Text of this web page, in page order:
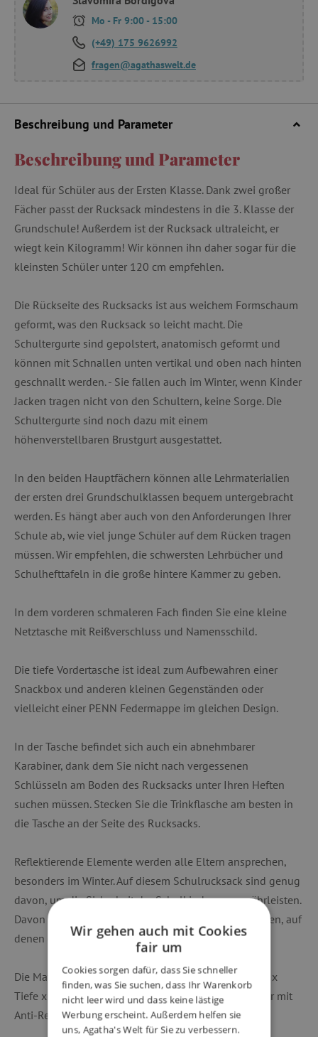
Mo - Fr 9:00 - 15:00
(+49) 175 9626992
fragen@agathaswelt.de
Beschreibung und Parameter
Beschreibung und Parameter
Ideal für Schüler aus der Ersten Klasse. Dank zwei großer
Fächer passt der Rucksack mindestens in die 3. Klasse der
Grundschule! Außerdem ist der Rucksack ultraleicht, er
wiegt kein Kilogramm! Wir können ihn daher sogar für die
kleinsten Schüler unter 120 cm empfehlen.
Die Rückseite des Rucksacks ist aus weichem Formschaum
geformt, was den Rucksack so leicht macht. Die
Schultergurte sind gepolstert, anatomisch geformt und
können mit Schnallen unten vertikal und oben nach hinten
geschnallt werden. - Sie fallen auch im Winter, wenn Kinder
Jacken tragen nicht von den Schultern, keine Sorge. Die
Schultergurte sind noch dazu mit einem
höhenverstellbaren Brustgurt ausgestattet.
In den beiden Hauptfächern können alle Lehrmaterialien
der ersten drei Grundschulklassen bequem untergebracht
werden. Es hängt aber auch von den Anforderungen Ihrer
Schule ab, wie viel junge Schüler auf dem Rücken tragen
müssen. Wir empfehlen, die schwersten Lehrbücher und
Schulhefttafeln in die große hintere Kammer zu geben.
In dem vorderen schmaleren Fach finden Sie eine kleine
Netztasche mit Reißverschluss und Namensschild.
Die tiefe Vordertasche ist ideal zum Aufbewahren einer
Snackbox und anderen kleinen Gegenständen oder
vielleicht einer PENN Federmappe im gleichen Design.
In der Tasche befindet sich auch ein abnehmbarer
Karabiner, dank dem Sie nicht nach vergessenen
Schlüsseln am Boden des Rucksacks unter Ihren Heften
suchen müssen. Stecken Sie die Trinkflasche am besten in
die Tasche an der Seite des Rucksacks.
Reflektierende Elemente werden alle Eltern ansprechen,
besonders im Winter. Auf diesem Schulrucksack sind genug
davon, um die Sicherheit der Schulkinder zu gewährleisten.
Davon können Sie sich auf den Detailfotos überzeugen, auf
denen der Rucksack auch im Dunkeln fotografiert ist.
Die Maße des Rucksacks sind 39 x 19 x 28 cm (Höhe x
Tiefe x Breite), das Material ist hochwertiges Polyester mit
Anti-Regen-Beschichtung.
Wir gehen auch mit Cookies
fair um
Cookies sorgen dafür, dass Sie schneller
finden, was Sie suchen, dass Ihr Warenkorb
nicht leer wird und dass keine lästige
Werbung erscheint. Außerdem helfen sie
uns, Agatha's Welt für Sie zu verbessern.